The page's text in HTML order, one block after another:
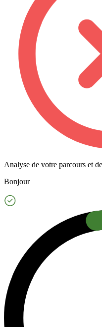
Analyse de votre parcours et
Bonjour